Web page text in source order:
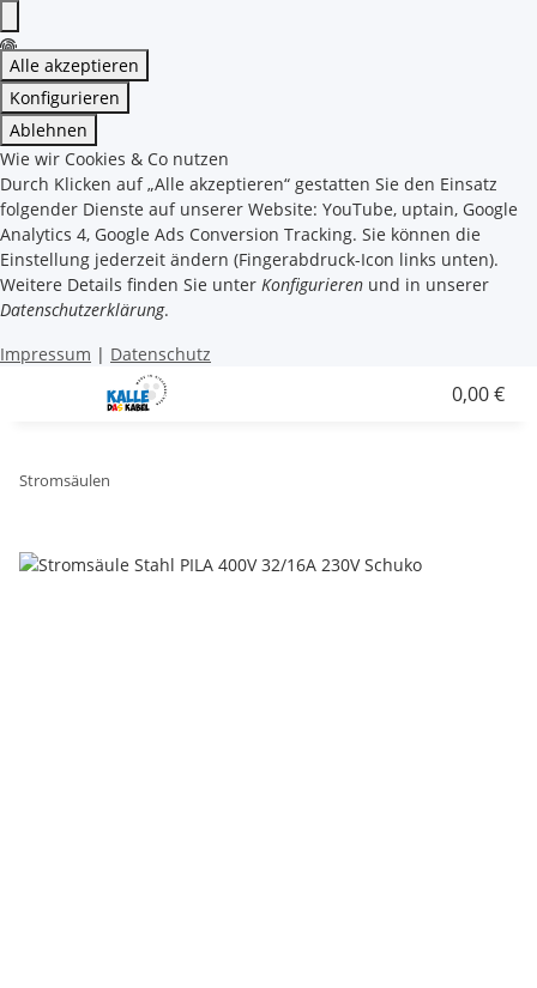
Alle akzeptieren
Konfigurieren
Ablehnen
Wie wir Cookies & Co nutzen
Durch Klicken auf „Alle akzeptieren“ gestatten Sie den Einsatz
folgender Dienste auf unserer Website: YouTube, uptain, Google
Analytics 4, Google Ads Conversion Tracking. Sie können die
Einstellung jederzeit ändern (Fingerabdruck-Icon links unten).
Weitere Details finden Sie unter Konfigurieren und in unserer
Datenschutzerklärung.
Impressum | Datenschutz
0,00 €
Stromsäulen